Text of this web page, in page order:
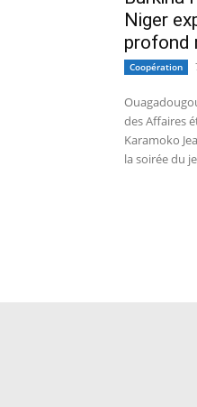
Niger
profond
Coopération
des Affaires
Karamoko
la soirée du